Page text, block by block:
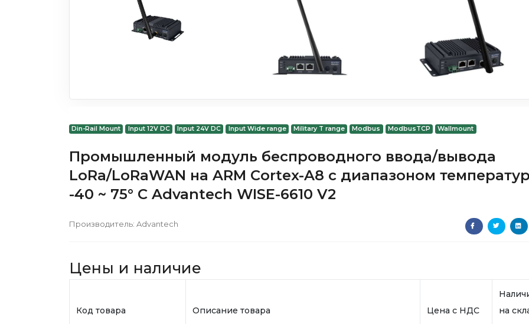
Din-Rail Mount Input 12V DC Input 24V DC Input Wide range Military T range Modbus ModbusTCP Wallmount
Промышленный модуль беспроводного ввода/вывода
LoRa/LoRaWAN на ARM Cortex-A8 с диапазоном температур
-40 ~ 75° C Advantech WISE-6610 V2
Производитель: Advantech
Цены и наличие
Код товара Описание товара Цена с НДС
на